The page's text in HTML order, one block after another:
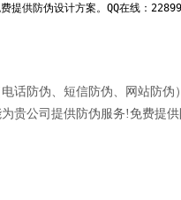
费提供防伪设计方案。QQ在线：
话防伪、短信防伪、网站防
贵公司提供防伪服务!免费提